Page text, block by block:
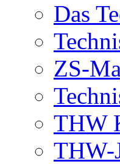
Das
ZS-
THW
THW-